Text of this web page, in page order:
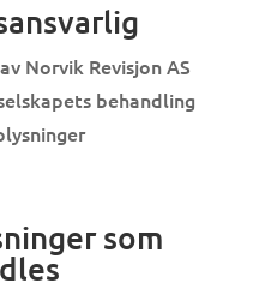
Norvik Revisjon AS
behandling
som